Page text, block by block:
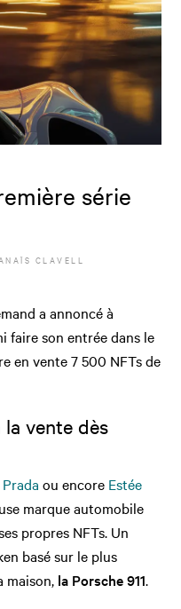
série
CLAVELL
a annoncé à
faire son entrée dans le
en vente 7 500 NFTs de
vente dès
Prada ou encore Estée
marque automobile
propres NFTs. Un
basé sur le plus
maison, la Porsche 911.